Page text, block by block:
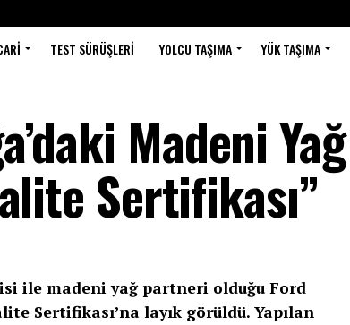
TEST SÜRÜŞLERI YOLCU TAŞIMA YÜK TAŞIMA
Madeni Yağ
Sertifikası”
ile madeni yağ partneri olduğu Ford
Sertifikası’na layık görüldü. Yapılan